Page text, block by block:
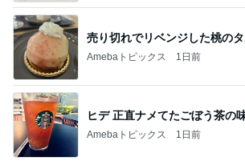
売り切れでリベンジした桃の
Amebaトピックス 1日前
ヒデ 正直ナメてたごぼう茶の
Amebaトピックス 1日前